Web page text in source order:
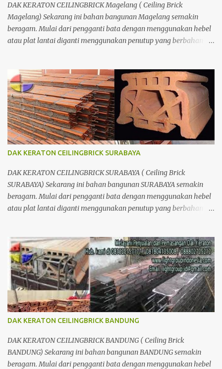
DAK KERATON CEILINGBRICK Magelang ( Ceiling Brick
Magelang) Sekarang ini bahan bangunan Magelang semakin
beragam. Mulai dari pengganti bata dengan menggunakan hebel
atau plat lantai diganti menggunakan penutup yang berbahan
DAK KERATON CEILINGBRICK SURABAYA
DAK KERATON CEILINGBRICK SURABAYA ( Ceiling Brick
SURABAYA) Sekarang ini bahan bangunan SURABAYA semakin
beragam. Mulai dari pengganti bata dengan menggunakan hebel
atau plat lantai diganti menggunakan penutup yang berbahan
DAK KERATON CEILINGBRICK BANDUNG
DAK KERATON CEILINGBRICK BANDUNG ( Ceiling Brick
BANDUNG) Sekarang ini bahan bangunan BANDUNG semakin
beragam. Mulai dari pengganti bata dengan menggunakan hebel